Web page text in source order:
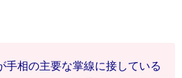
手相の主要な掌線に接している